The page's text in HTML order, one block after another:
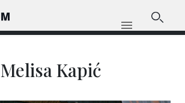
Melisa Kapić